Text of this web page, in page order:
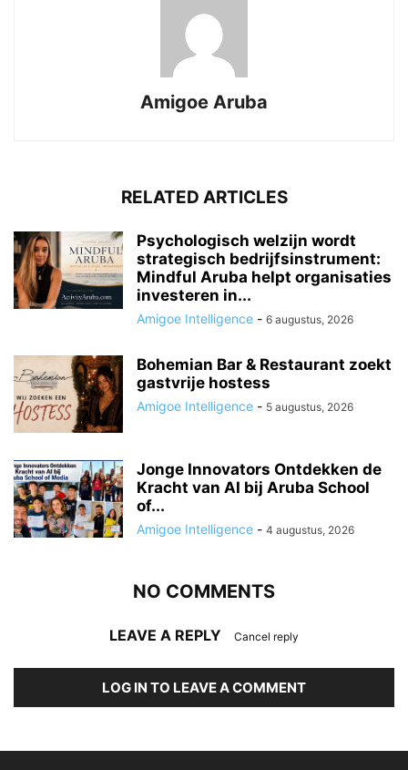
Amigoe Aruba
RELATED ARTICLES
Psychologisch welzijn wordt
strategisch bedrijfsinstrument:
Mindful Aruba helpt organisaties
investeren in...
Amigoe Intelligence - 6 augustus, 2026
Bohemian Bar & Restaurant zoekt
gastvrije hostess
Amigoe Intelligence - 5 augustus, 2026
Jonge Innovators Ontdekken de
Kracht van AI bij Aruba School
of...
Amigoe Intelligence - 4 augustus, 2026
NO COMMENTS
LEAVE A REPLY Cancel reply
LOG IN TO LEAVE A COMMENT